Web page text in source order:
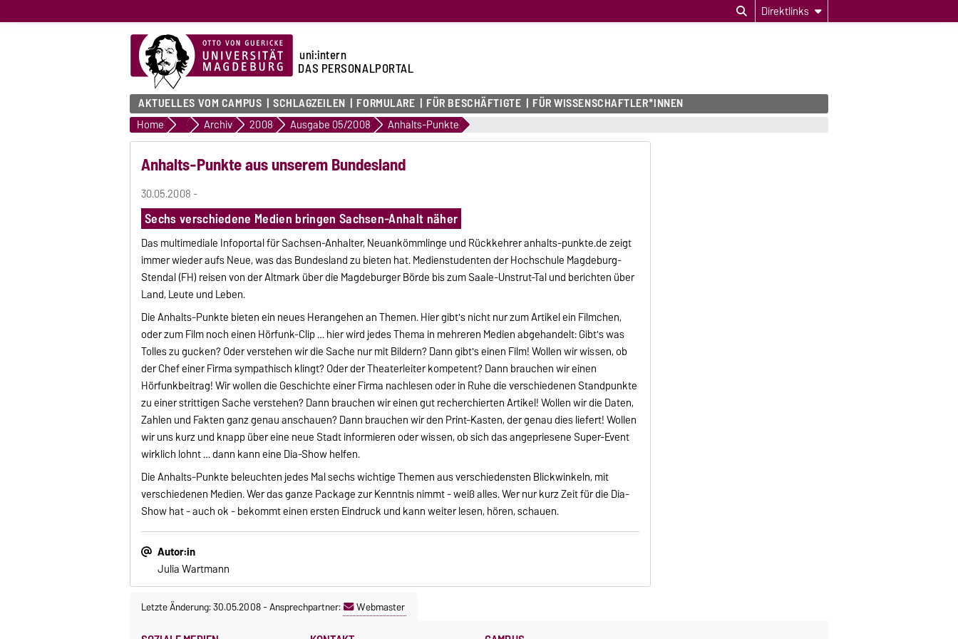
Direktlinks
uni:intern
DAS PERSONALPORTAL
AKTUELLES VOM CAMPUS SCHLAGZEILEN FORMULARE FÜR BESCHÄFTIGTE FÜR WISSENSCHAFTLER*INNEN
Home uni:report
Archiv 2008 Ausgabe 05/2008 Anhalts-Punkte
Anhalts-Punkte aus unserem Bundesland
30.05.2008 -
Sechs verschiedene Medien bringen Sachsen-Anhalt näher
Das multimediale Infoportal für Sachsen-Anhalter, Neuankömmlinge und Rückkehrer anhalts-punkte.de zeigt
immer wieder aufs Neue, was das Bundesland zu bieten hat. Medienstudenten der Hochschule Magdeburg-
Stendal (FH) reisen von der Altmark über die Magdeburger Börde bis zum Saale-Unstrut-Tal und berichten über
Land, Leute und Leben.
Die Anhalts-Punkte bieten ein neues Herangehen an Themen. Hier gibt's nicht nur zum Artikel ein Filmchen,
oder zum Film noch einen Hörfunk-Clip … hier wird jedes Thema in mehreren Medien abgehandelt: Gibt's was
Tolles zu gucken? Oder verstehen wir die Sache nur mit Bildern? Dann gibt's einen Film! Wollen wir wissen, ob
der Chef einer Firma sympathisch klingt? Oder der Theaterleiter kompetent? Dann brauchen wir einen
Hörfunkbeitrag! Wir wollen die Geschichte einer Firma nachlesen oder in Ruhe die verschiedenen Standpunkte
zu einer strittigen Sache verstehen? Dann brauchen wir einen gut recherchierten Artikel! Wollen wir die Daten,
Zahlen und Fakten ganz genau anschauen? Dann brauchen wir den Print-Kasten, der genau dies liefert! Wollen
wir uns kurz und knapp über eine neue Stadt informieren oder wissen, ob sich das angepriesene Super-Event
wirklich lohnt … dann kann eine Dia-Show helfen.
Die Anhalts-Punkte beleuchten jedes Mal sechs wichtige Themen aus verschiedensten Blickwinkeln, mit
verschiedenen Medien. Wer das ganze Package zur Kenntnis nimmt - weiß alles. Wer nur kurz Zeit für die Dia-
Show hat - auch ok - bekommt einen ersten Eindruck und kann weiter lesen, hören, schauen.
Autor:in
Julia Wartmann
Letzte Änderung: 30.05.2008-Ansprechpartner: Webmaster